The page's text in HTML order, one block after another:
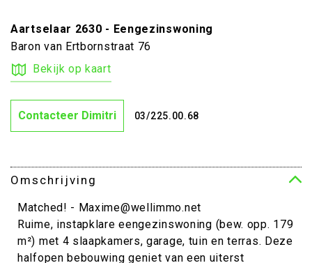
Aartselaar 2630 - Eengezinswoning
Baron van Ertbornstraat 76
Bekijk op kaart
Contacteer Dimitri 03/225.00.68
Omschrijving
Matched! - Maxime@wellimmo.net
Ruime, instapklare eengezinswoning (bew. opp. 179
m²) met 4 slaapkamers, garage, tuin en terras. Deze
halfopen bebouwing geniet van een uiterst